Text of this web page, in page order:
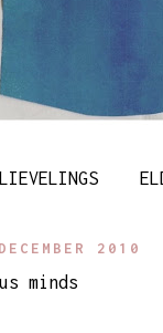
LIEVELINGS
2010
minds